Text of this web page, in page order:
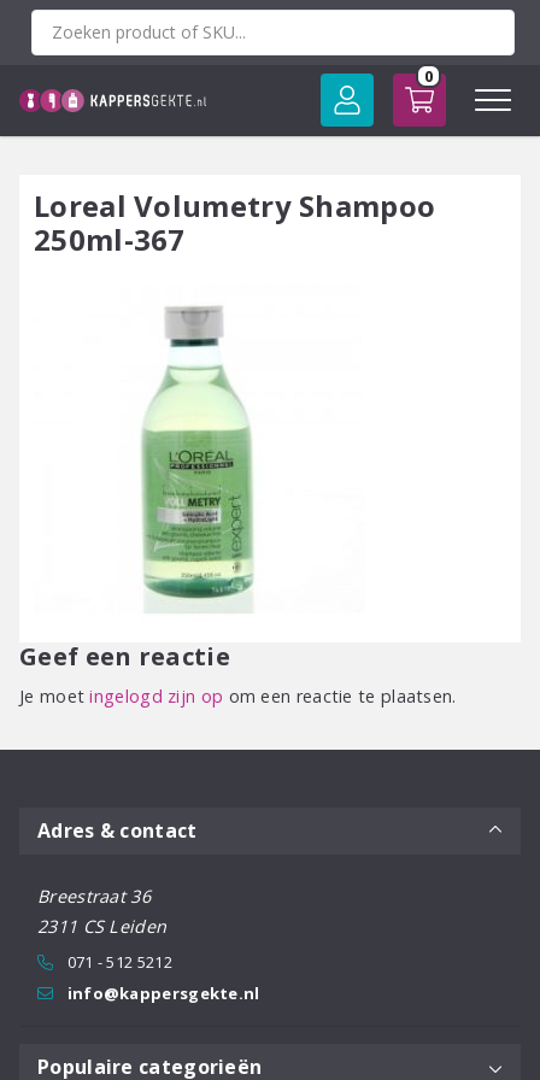
Spring
0
Loreal Volumetry Shampoo
250ml-367
Geef een reactie
Je moetingelogd zijn op om een reactie te plaatsen.
Adres & contact
Breestraat 36
2311 CS Leiden
071 - 512 5212
info@kappersgekte.nl
Populaire categorieën